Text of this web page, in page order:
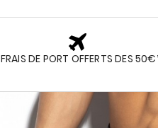
FRAIS DE PORT OFFERTS DES